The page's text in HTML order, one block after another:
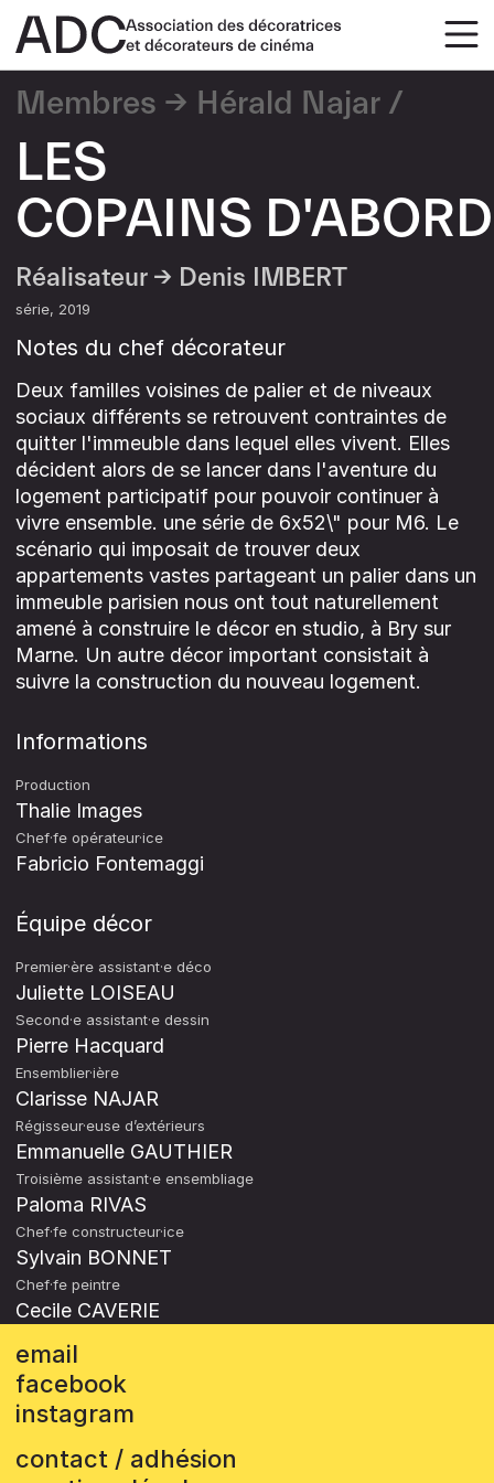
Membres Hérald Najar
LES
COPAINS D'ABORD
Réalisateur → Denis IMBERT
série 2019
Notes du chef décorateur
Deux familles voisines de palier et de niveaux
sociaux différents se retrouvent contraintes de
quitter l'immeuble dans lequel elles vivent. Elles
décident alors de se lancer dans l'aventure du
logement participatif pour pouvoir continuer à
vivre ensemble. une série de 6x52\" pour M6. Le
scénario qui imposait de trouver deux
appartements vastes partageant un palier dans un
immeuble parisien nous ont tout naturellement
amené à construire le décor en studio, à Bry sur
Marne. Un autre décor important consistait à
suivre la construction du nouveau logement.
Informations
Production
Thalie Images
Chef·fe opérateur·ice
Fabricio Fontemaggi
Équipe décor
Premier·ère assistant·e déco
Juliette LOISEAU
Second·e assistant·e dessin
Pierre Hacquard
Ensemblier·ière
Clarisse NAJAR
Régisseur·euse d’extérieurs
Emmanuelle GAUTHIER
Troisième assistant·e ensembliage
Paloma RIVAS
Chef·fe constructeur·ice
Sylvain BONNET
Chef·fe peintre
Cecile CAVERIE
email
facebook
instagram
contact / adhésion